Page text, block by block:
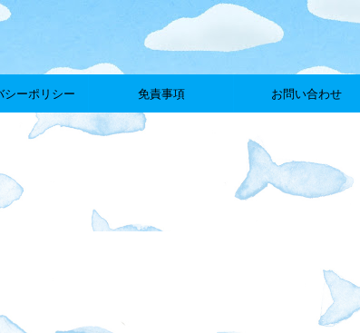
シーポリシー 免責事項 お問い合わせ